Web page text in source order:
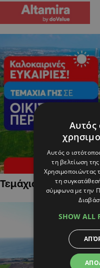
Τεμάχια Γης σε
Αυτός
Αυτός ο
τη βελτίωση
Χρησιμοποιώντας
τη
σύμφωνα με την
SHOW ALL